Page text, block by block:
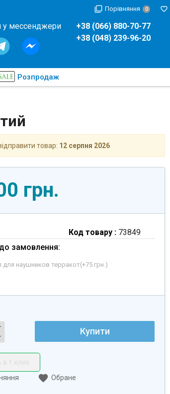
Порівняння 0
у мессенджери
+38 (066) 880-70-77
+38 (048) 239-96-20
Розпродаж
товар: 12 серпня 2026
грн.
Код товару : 73849
замовлення:
для наушников терракот(+75 грн.)
Купити
Обране